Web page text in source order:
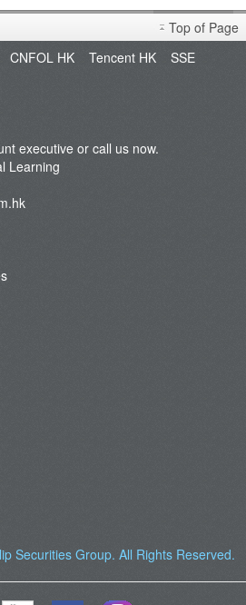
Top of Page
CNFOL HK Tencent HK
SSE
executive or call us now.
Learning
Securities Group. All Rights Reserved.